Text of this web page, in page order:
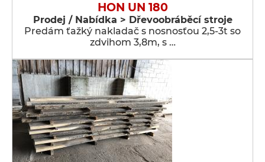
HON UN 180
Prodej / Nabídka > Dřevoobráběcí stroje
Predám ťažký nakladač s nosnosťou 2,5-3t so
zdvihom 3,8m, s …